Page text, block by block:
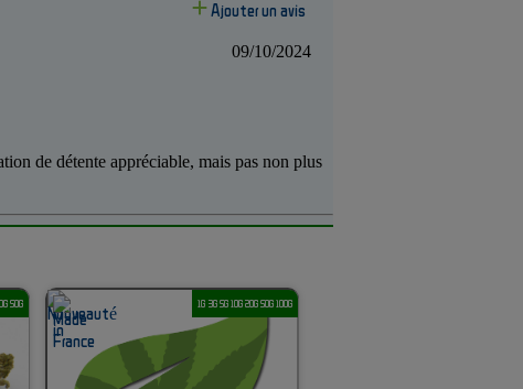
Ajouter un avis
09/10/2024
de détente appréciable, mais pas non plus
50G 1G 3G 5G 10G 20G 50G 100G